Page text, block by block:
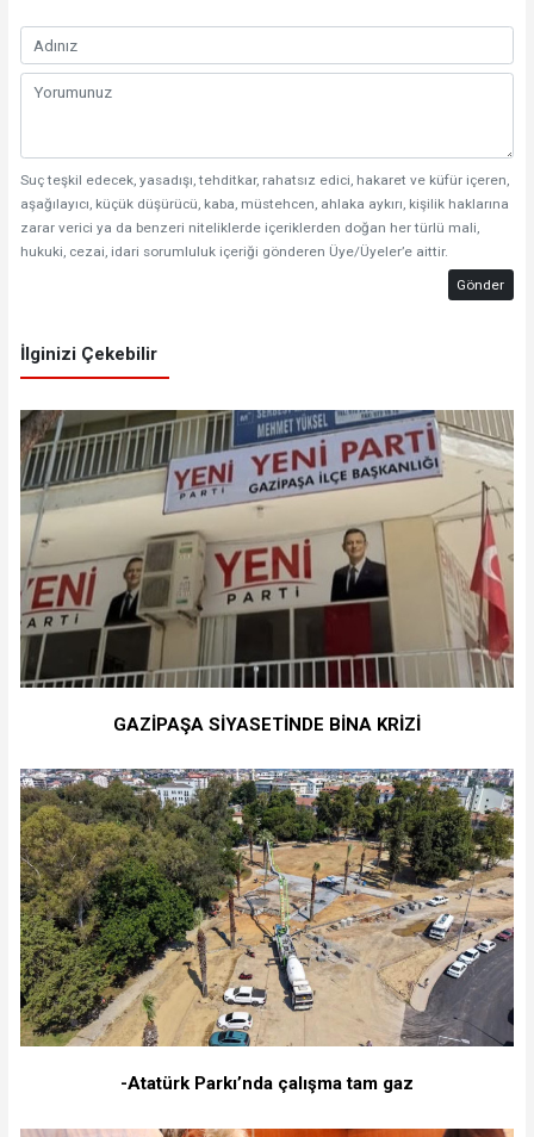
Suç teşkil edecek, yasadışı, tehditkar, rahatsız edici, hakaret ve küfür içeren,
aşağılayıcı, küçük düşürücü, kaba, müstehcen, ahlaka aykırı, kişilik haklarına
zarar verici ya da benzeri niteliklerde içeriklerden doğan her türlü mali,
hukuki, cezai, idari sorumluluk içeriği gönderen Üye/Üyeler’e aittir.
Gönder
İlginizi Çekebilir
GAZİPAŞA SİYASETİNDE BİNA KRİZİ
-Atatürk Parkı’nda çalışma tam gaz